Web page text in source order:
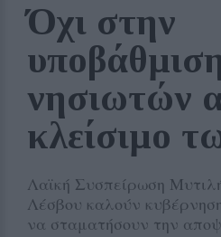
Όχι στην
νησιωτών
κλείσιμο
Λαϊκή Συσπείρωση
Λέσβου καλούν
να σταματήσουν την